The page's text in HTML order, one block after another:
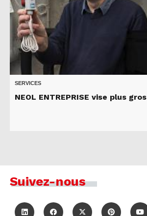
SERVICES
NEOL ENTREPRISE vise plus gros
Suivez-nous